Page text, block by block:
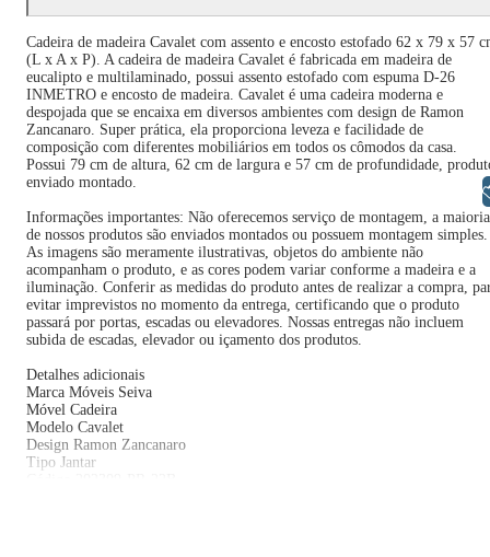
Cadeira de madeira Cavalet com assento e encosto estofado 62 x 79 x 57
(L x A x P). A cadeira de madeira Cavalet é fabricada em madeira de
eucalipto e multilaminado, possui assento estofado com espuma D-26
INMETRO e encosto de madeira. Cavalet é uma cadeira moderna e
despojada que se encaixa em diversos ambientes com design de Ramon
Zancanaro. Super prática, ela proporciona leveza e facilidade de
composição com diferentes mobiliários em todos os cômodos da casa.
Possui 79 cm de altura, 62 cm de largura e 57 cm de profundidade,
enviado montado.
Informações importantes: Não oferecemos serviço de montagem, a maioria
de nossos produtos são enviados montados ou possuem montagem simples.
As imagens são meramente ilustrativas, objetos do ambiente não
acompanham o produto, e as cores podem variar conforme a madeira e a
iluminação. Conferir as medidas do produto antes de realizar a compra,
evitar imprevistos no momento da entrega, certificando que o produto
passará por portas, escadas ou elevadores. Nossas entregas não incluem
subida de escadas, elevador ou içamento dos produtos.
Detalhes adicionais
Marca Móveis Seiva
Móvel Cadeira
Modelo Cavalet
Design Ramon Zancanaro
Tipo Jantar